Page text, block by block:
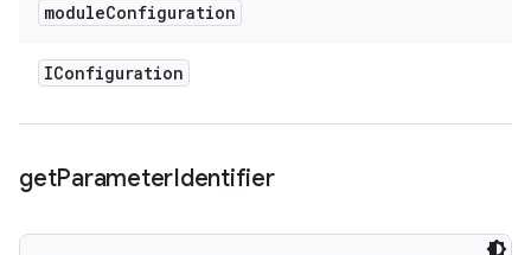
moduleConfiguration
IConfiguration
getParameterIdentifier